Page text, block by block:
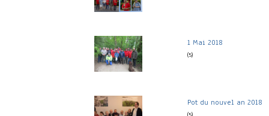
1 Mai 2018
(5)
Pot du nouvel an 2018